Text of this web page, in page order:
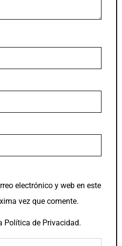
electrónico y web en este
vez que comente.
Política de Privacidad.